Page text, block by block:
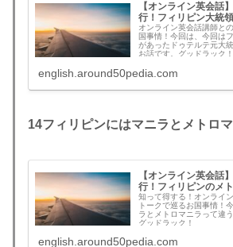
【オンライン英会話
行！フィリピン大統
オンライン英会話講師と
国事情！今回は、今回は
があったドゥテルテ元大
お話です。グッドラック！
english.around50pedia.com
14フィリピンにはマニラとメトロ
【オンライン英会話
行！フィリピンのメ
知って得する！オンライ
トークで巡るお国事情！
ラとメトロマニラって違
グッドラック！
english.around50pedia.com